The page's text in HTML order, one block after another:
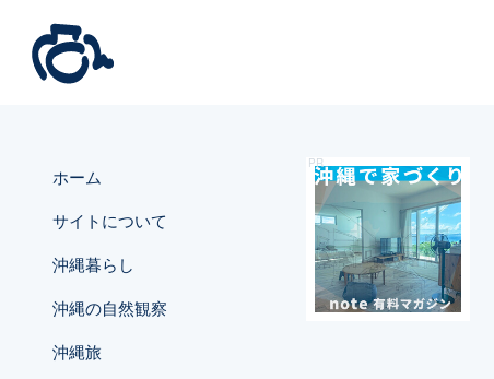
ホーム
サイトについて
沖縄暮らし
沖縄の自然観察
沖縄旅